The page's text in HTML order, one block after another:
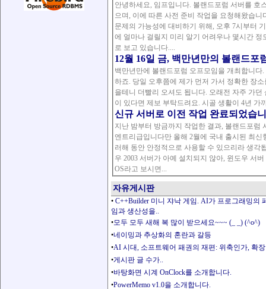
안녕하세요, 임프입니다. 볼랜드포럼 서버를 호스팅하고 있는 IDC 업체로부터 금일 서버 랙 이동 작업으로 정지하게 되었
으며, 이에 따른 사전 준비 작업을 요청해왔습
문제의 가능성에 대비하기 위해, 오후 7시부터
에 얼마나 걸릴지 미리 알기 어려우나 몇시간
로 보고 있습니다....
12월 16일 금, 백만년만의 볼랜드포
백만년만에 볼랜드포럼 오프모임을 개최합니다. ^^ 날짜는 12월 16일 금요일이구요. 장소는 잠정적으로 2호선 삼
하죠. 당일 오후쯤에 제가 먼저 가서 정확한 장소를 정하겠습니다. 시간은 7시, 하지만
을테니 더빨리 오셔도 됩니다. 오래전 자주 가던 삼성역 1번출구 부근을 찾아볼 생각입니다. 혹 그 근처에 추천할 만한 곳
신규 서버로 이전 작업 완료되었습
지난 밤부터 방금까지 작업한 결과, 볼랜드포럼 서비스
엔트리급입니다만 올해 2월에 국내 출시된 최
러해 동안 안정적으로 사용할 수 있으리라 생각
우 2003 서버가 아예 설치되지 않아, 윈도우 서
OS라고 보시면...
자유게시판
• C++Builder 미니 쟈낙 게임. AI가 프로그래밍의
임과 생산성을..
•모두 모두 새해 복 많이 받으세요~~~ (_ _) (^o^)
•네이밍과 추상화의 혼란과 갈등
•AI 시대, 소프트웨어 패권의 재편: 위축인가, 확
•게시판 글 수가..
•바탕화면 시계 OnClock를 소개합니다.
•PowerMemo v1.0을 소개합니다.